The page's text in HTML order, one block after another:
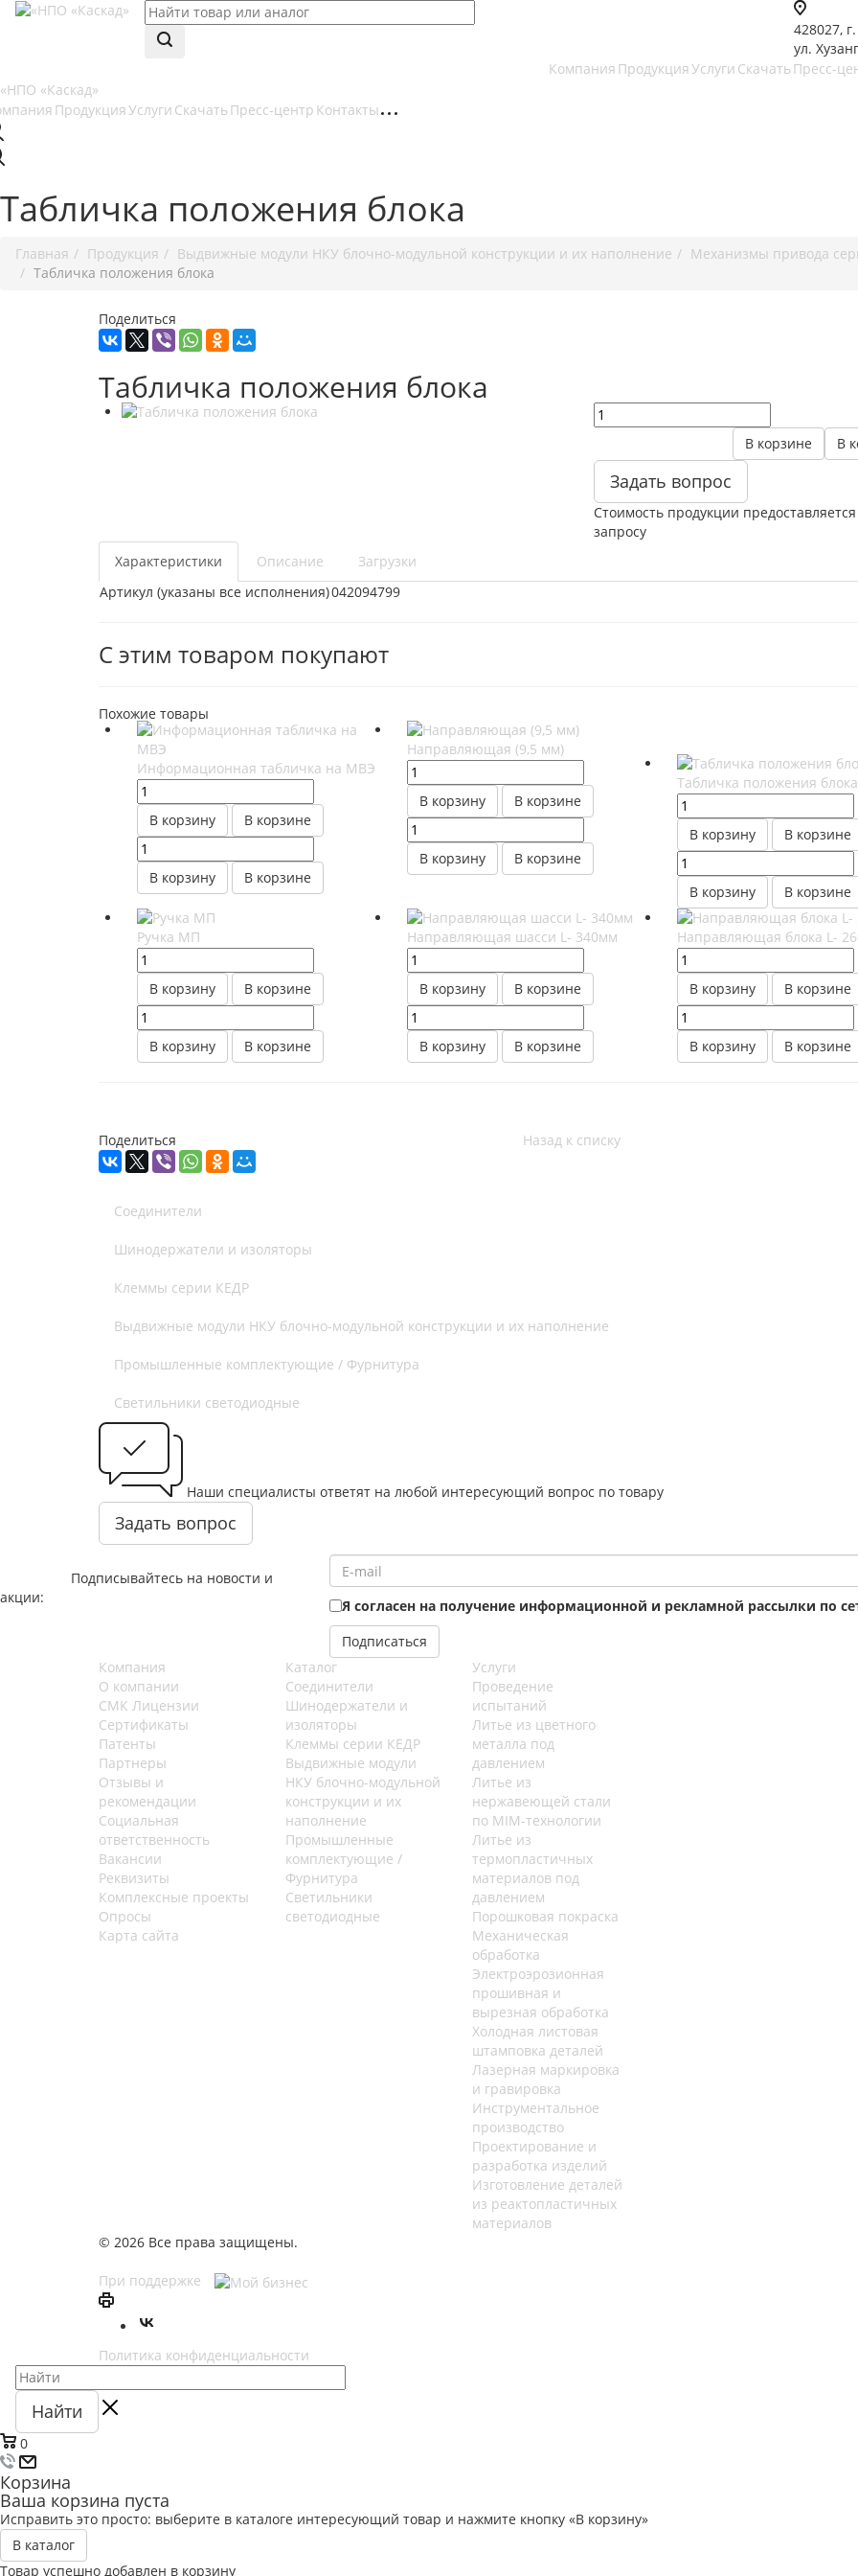
428027,
ул.
Компания ПродукцияУслуги СкачатьПресс-
ПродукцияУслуги СкачатьПресс-центр Контакты
Табличка положения блока
Главная Продукция Выдвижные модули НКУ блочно-модульной конструкции и их наполнение
Механизмы привода
Табличка положения блока
Поделиться
Табличка положения блока
В
В корзине
Задать вопрос
Стоимость продукции
запросу
Характеристики
Описание
Загрузки
Артикул (указаны все исполнения)042094799
С этим товаром покупают
Похожие товары
Информационная табличка на МВЭ
В корзину В корзине
В корзину В корзине
Направляющая (9,5 мм)
В корзину В корзине
В корзину В корзине
Табличка положения
В корзину В корзине
В корзину В корзине
Ручка МП
В корзину В корзине
В корзину В корзине
Направляющая шасси L- 340мм
В корзину В корзине
В корзину В корзине
Направляющая блока L-
В корзину В корзине
В корзину В корзине
Поделиться Назад к списку
Соединители
Шинодержатели и изоляторы
Клеммы серии КЕДР
Выдвижные модули НКУ блочно-модульной конструкции и их наполнение
Промышленные комплектующие / Фурнитура
Светильники светодиодные
Наши специалисты ответят на любой интересующий вопрос по товару
Задать вопрос
Подписывайтесь на новости и
акции:
Я согласен на получение информационной и рекламной рассылки по
Компания
О компании
СМК Лицензии
Сертификаты
Патенты
Партнеры
Отзывы и
рекомендации
Социальная
ответственность
Вакансии
Реквизиты
Комплексные проекты
Опросы
Карта сайта
Каталог
Соединители
Шинодержатели и
изоляторы
Клеммы серии КЕДР
Выдвижные модули
НКУ блочно-модульной
конструкции и их
наполнение
Промышленные
комплектующие /
Фурнитура
Светильники
светодиодные
Услуги
Проведение
испытаний
Литье из цветного
металла под
давлением
Литье из
нержавеющей стали
по MIM-технологии
Литье из
термопластичных
материалов под
давлением
Порошковая покраска
Механическая
обработка
Электроэрозионная
прошивная и
вырезная обработка
Холодная листовая
штамповка деталей
Лазерная маркировка
и гравировка
Инструментальное
производство
Проектирование и
разработка изделий
Изготовление деталей
из реактопластичных
материалов
© 2026 Все права защищены.
При поддержке
Политика конфиденциальности
Найти
0
Корзина
Ваша корзина пуста
Исправить это просто: выберите в каталоге интересующий товар и нажмите кнопку «В корзину»
В каталог
Товар успешно добавлен в корзину